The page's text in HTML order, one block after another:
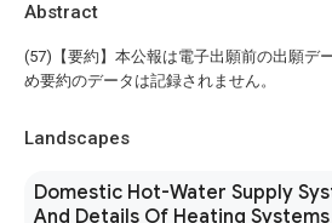
Abstract
(57)【要約】本公報は電子出願前の出願デ
め要約のデータは記録されません。
Landscapes
Domestic Hot-Water Supply
And Details Of Heating Systems